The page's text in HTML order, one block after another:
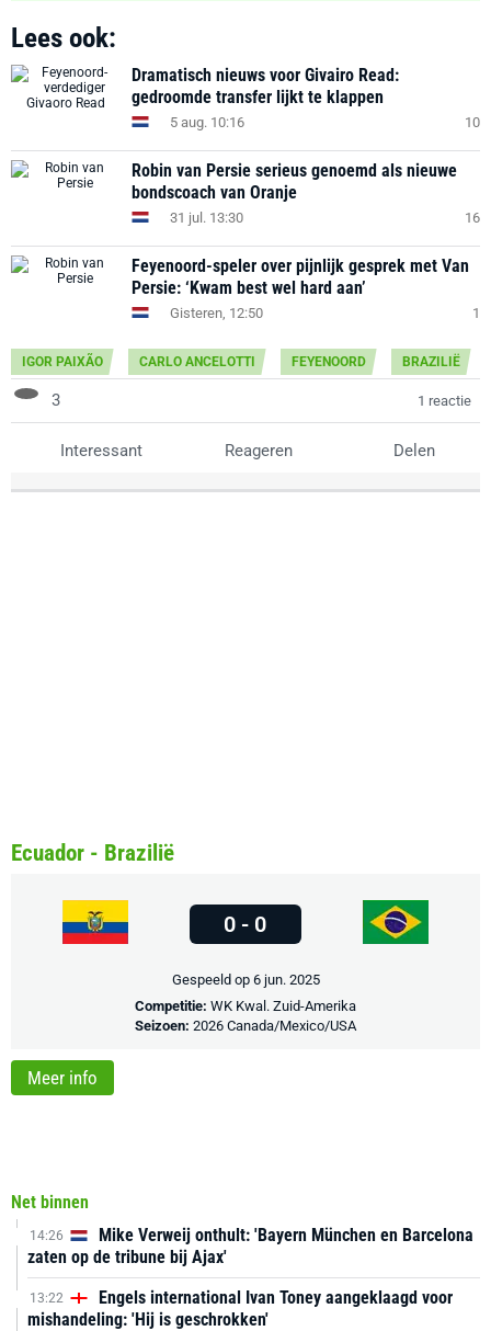
Lees ook:
Dramatisch nieuws voor Givairo Read:
gedroomde transfer lijkt te klappen
5 aug. 10:16 10
Robin van Persie serieus genoemd als nieuwe
bondscoach van Oranje
31 jul. 13:30 16
Feyenoord-speler over pijnlijk gesprek met Van
Persie: ‘Kwam best wel hard aan’
Gisteren, 12:50 1
IGOR PAIXÃO CARLO ANCELOTTI FEYENOORD BRAZILIË
3 1 reactie
Interessant Reageren Delen
Net binnen
14:26
Mike Verweij onthult: 'Bayern München en Barcelona
zaten op de tribune bij Ajax'
13:22
Engels international Ivan Toney aangeklaagd voor
mishandeling: 'Hij is geschrokken'
Ecuador - Brazilië
0 - 0
Gespeeld op 6 jun. 2025
Competitie: WK Kwal. Zuid-Amerika
Seizoen: 2026 Canada/Mexico/USA
Meer info